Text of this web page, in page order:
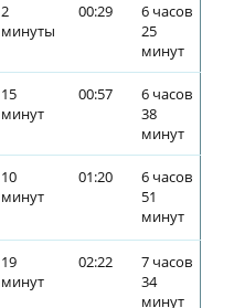
2
минуты
00:29
6 часов
25
минут
15
минут
00:57
6 часов
38
минут
10
минут
01:20
6 часов
51
минут
19
минут
02:22
7 часов
34
минут